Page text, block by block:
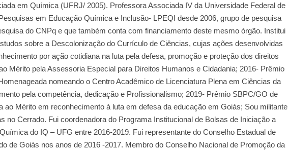
em Química (UFRJ/ 2005). Professora Associada IV da Universidade Federal de
em Educação Química e Inclusão- LPEQI desde 2006, grupo de pesquisa
do CNPq e que também conta com financiamento deste mesmo órgão. Institui
sobre a Descolonização do Currículo de Ciências, cujas ações desenvolvidas
por ação cotidiana na luta pela defesa, promoção e proteção dos direitos
Mérito pela Assessoria Especial para Direitos Humanos e Cidadania; 2016- Prêmio
nomeando o Centro Acadêmico de Licenciatura Plena em Ciências da
pela competência, dedicação e Profissionalismo; 2019- Prêmio SBPC/GO de
ao Mérito em reconhecimento à luta em defesa da educação em Goiás; Sou militante
no Cerrado. Fui coordenadora do Programa Institucional de Bolsas de Iniciação a
do IQ – UFG entre 2016-2019. Fui representante do Conselho Estadual de
de Goiás nos anos de 2016 -2017. Membro do Conselho Nacional de Promoção da